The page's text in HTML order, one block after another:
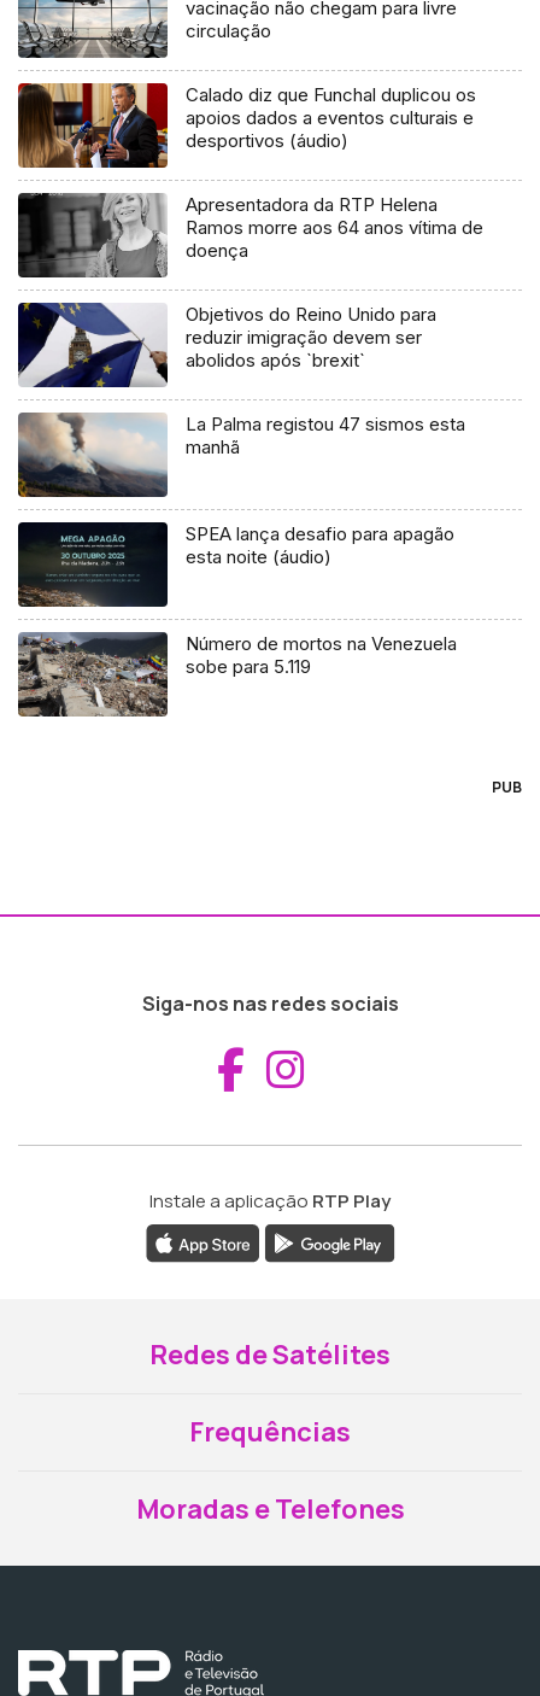
vacinação não chegam para livre
circulação
Calado diz que Funchal duplicou os
apoios dados a eventos culturais e
desportivos (áudio)
Apresentadora da RTP Helena
Ramos morre aos 64 anos vítima de
doença
Objetivos do Reino Unido para
reduzir imigração devem ser
abolidos após `brexit`
La Palma registou 47 sismos esta
manhã
SPEA lança desafio para apagão
esta noite (áudio)
Número de mortos na Venezuela
sobe para 5.119
PUB
Siga-nos nas redes sociais
Aceder ao
Instale a aplicação RTP Play
Redes de Satélites
Frequências
Moradas e Telefones